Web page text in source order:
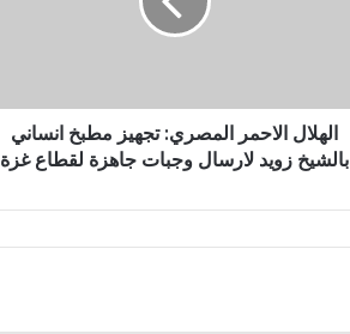
الهلال الاحمر المصري: تجهيز مطبخ انساني
بالشيخ زويد لارسال وجبات جاهزة لقطاع غزة